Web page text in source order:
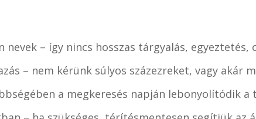
– így nincs hosszas tárgyalás, egyeztetés,
– nem kérünk súlyos százezreket, vagy akár
a megkeresés napján lebonyolítódik a